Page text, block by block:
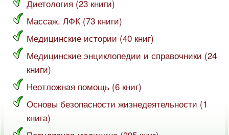
Диетология (23 книги)
Массаж. ЛФК (73 книги)
Медицинские истории (40 книг)
Медицинские энциклопедии и справочники (24
книги)
Неотложная помощь (6 книг)
Основы безопасности жизнедеятельности (1
книга)